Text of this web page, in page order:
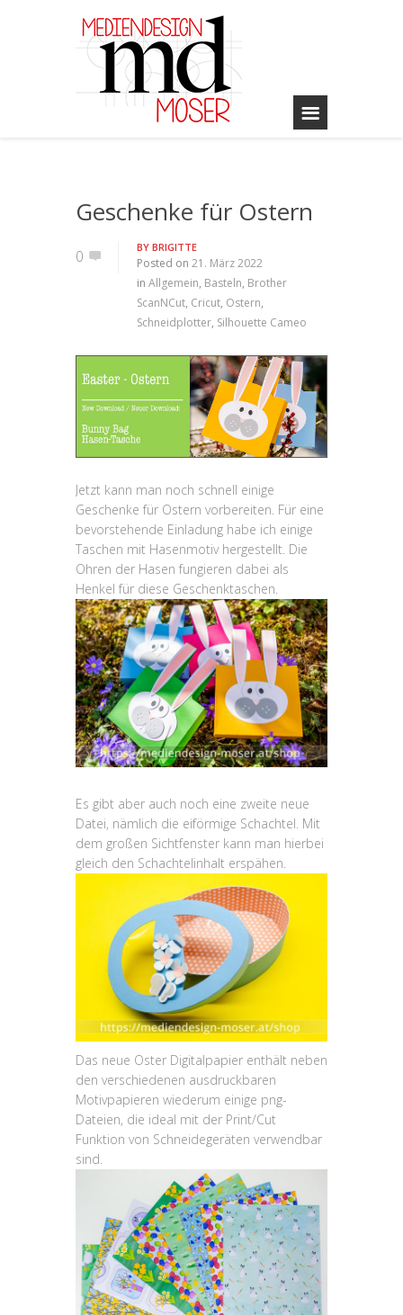
Geschenke für Ostern
0 BY BRIGITTE
Posted on 21. März 2022
in Allgemein, Basteln, Brother
ScanNCut, Cricut, Ostern,
Schneidplotter, Silhouette Cameo
Jetzt kann man noch schnell einige
Geschenke für Ostern vorbereiten. Für eine
bevorstehende Einladung habe ich einige
Taschen mit Hasenmotiv hergestellt. Die
Ohren der Hasen fungieren dabei als
Henkel für diese Geschenktaschen.
Es gibt aber auch noch eine zweite neue
Datei, nämlich die eiförmige Schachtel. Mit
dem großen Sichtfenster kann man hierbei
gleich den Schachtelinhalt erspähen.
Das neue Oster Digitalpapier enthält neben
den verschiedenen ausdruckbaren
Motivpapieren wiederum einige png-
Dateien, die ideal mit der Print/Cut
Funktion von Schneidegeräten verwendbar
sind.